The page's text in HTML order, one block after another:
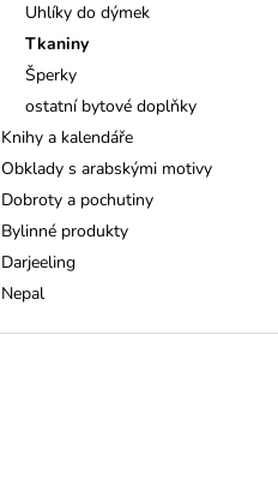
Uhlíky do dýmek
Tkaniny
Šperky
ostatní bytové doplňky
Knihy a kalendáře
Obklady s arabskými motivy
Dobroty a pochutiny
Bylinné produkty
Darjeeling
Nepal